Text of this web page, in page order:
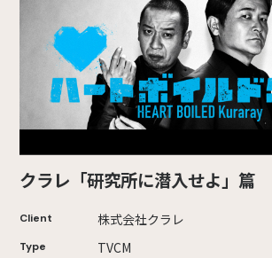
クラレ「研究所に潜入せよ」篇
Client 株式会社クラレ
Type TVCM